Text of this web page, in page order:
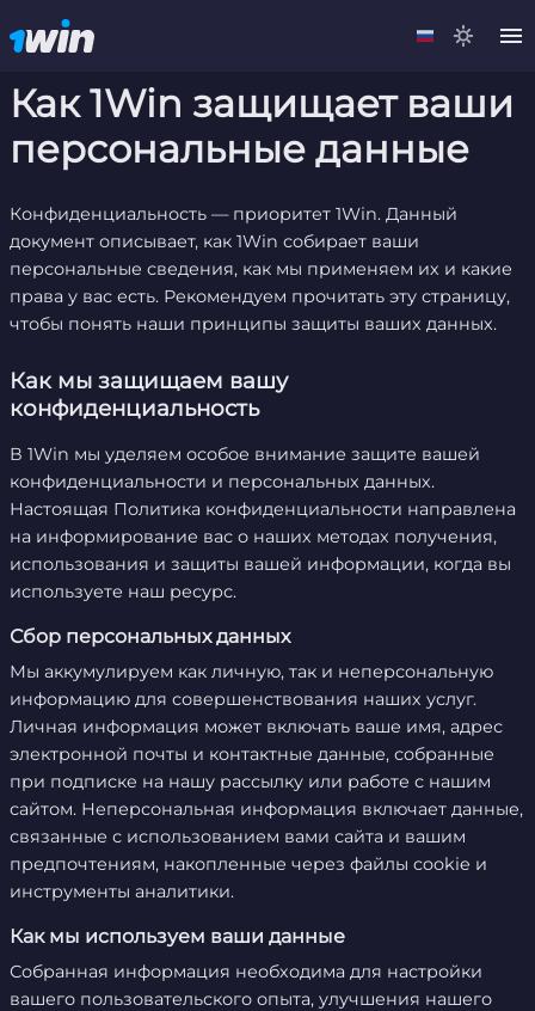
Как 1Win защищает ваши
персональные данные
Конфиденциальность — приоритет 1Win. Данный
документ описывает, как 1Win собирает ваши
персональные сведения, как мы применяем их и какие
права у вас есть. Рекомендуем прочитать эту страницу,
чтобы понять наши принципы защиты ваших данных.
Как мы защищаем вашу
конфиденциальность
В 1Win мы уделяем особое внимание защите вашей
конфиденциальности и персональных данных.
Настоящая Политика конфиденциальности направлена
на информирование вас о наших методах получения,
использования и защиты вашей информации, когда вы
используете наш ресурс.
Сбор персональных данных
Мы аккумулируем как личную, так и неперсональную
информацию для совершенствования наших услуг.
Личная информация может включать ваше имя, адрес
электронной почты и контактные данные, собранные
при подписке на нашу рассылку или работе с нашим
сайтом. Неперсональная информация включает данные,
связанные с использованием вами сайта и вашим
предпочтениям, накопленные через файлы cookie и
инструменты аналитики.
Как мы используем ваши данные
Собранная информация необходима для настройки
вашего пользовательского опыта, улучшения нашего